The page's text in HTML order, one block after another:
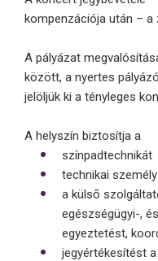
kompenzációja után – a
A pályázat
között, a nyertes
jelöljük ki a tényleges
A helyszín biztosítja a
színpadtechnikát
technikai
a külső
egészségügyi-,
egyeztetést,
jegyértékesítést